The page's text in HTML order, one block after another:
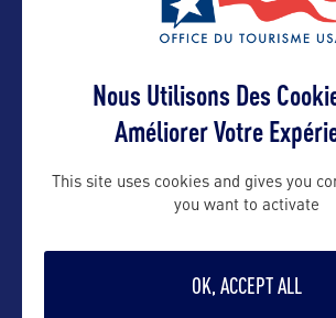
Nous Utilisons Des
Améliorer Votre
This site uses cookies and gives you
you want to activate
OK, ACCEPT ALL